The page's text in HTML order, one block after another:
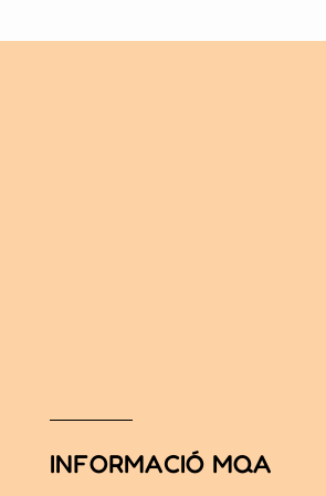
INFORMACIÓ MQA